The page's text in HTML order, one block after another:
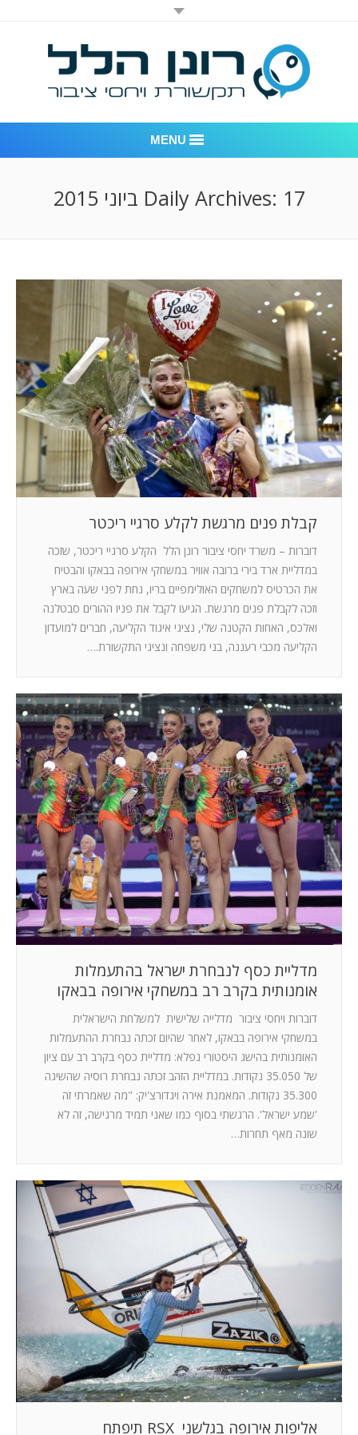
MENU
לקוחות – משרד יחסי ציבור רונן הלל
חדר חדשות
המלצות
ניהול מוניטין
צור קשר
Daily Archives: 17 ביוני 2015
קבלת פנים מרגשת לקלע סרגיי ריכטר
דוברות – משרד יחסי ציבור רונן הלל הקלע סרגיי ריכטר, שזכה
במדליית ארד בירי ברובה אוויר במשחקי אירופה בבאקו והבטיח
את הכרטיס למשחקים האולימפיים בריו, נחת לפני שעה בארץ
וזכה לקבלת פנים מרגשת. הגיעו לקבל את פניו ההורים סבטלנה
ואלכס, האחות הקטנה שלי, נציגי איגוד הקליעה, חברים למועדון
הקליעה מכבי רעננה, בני משפחה ונציגי התקשורת.…
מדליית כסף לנבחרת ישראל בהתעמלות
אומנותית בקרב רב במשחקי אירופה בבאקו
דוברות ויחסי ציבור מדלייה שלישית למשלחת הישראלית
במשחקי אירופה בבאקו, לאחר שהיום זכתה נבחרת ההתעמלות
האומנותית בהישג היסטורי נפלא: מדליית כסף בקרב רב עם ציון
של 35.050 נקודות. במדליית הזהב זכתה נבחרת רוסיה שהשיגה
35.300 נקודות. המאמנת אירה ויגדורצ'יק: "מה שאמרתי זה
'שמע ישראל'. הרגשתי בסוף כמו שאני תמיד מרגישה, זה לא
שונה מאף תחרות…
אליפות אירופה בגלשני RSX תיפתח